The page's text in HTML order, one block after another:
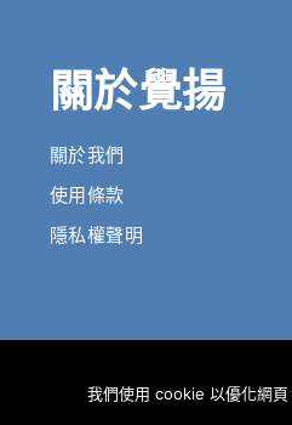
關於覺揚
關於我們
使用條款
隱私權聲明
©
我們使用 cookie 以優化網頁